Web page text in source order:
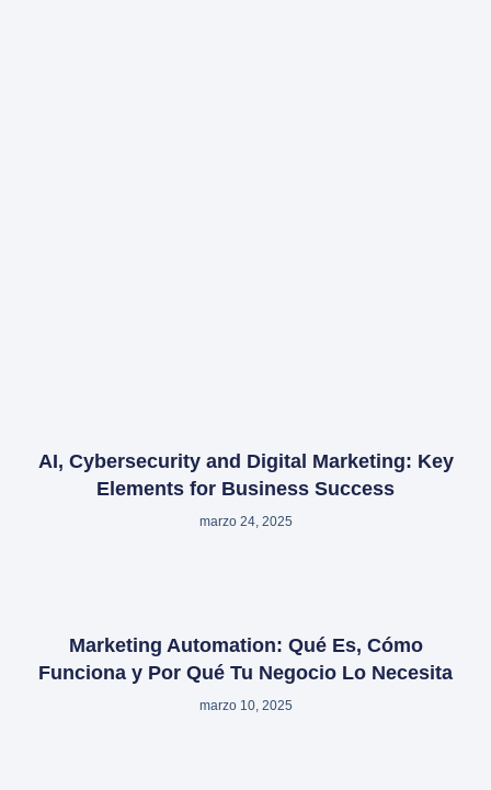
AI, Cybersecurity and Digital Marketing: Key
Elements for Business Success
marzo 24, 2025
Marketing Automation: Qué Es, Cómo
Funciona y Por Qué Tu Negocio Lo Necesita
marzo 10, 2025